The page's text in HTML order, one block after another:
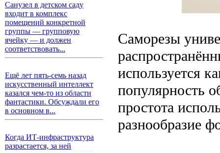
Санузел в детском саду
входит в комплекс
помещений конкретной
группы — групповую
ячейку — и должен
соответствовать...
Ещё лет пять-семь назад
искусственный интеллект
казался чем-то из области
фантастики. Обсуждали его
в основном в...
Когда ИТ-инфраструктура
разрастается, за ней
Саморезы
используется
популярность
простота
разнообразие